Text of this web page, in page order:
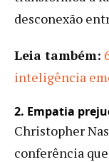
desconexão
Leia também:
inteligência
2. Empatia
Christopher
conferência